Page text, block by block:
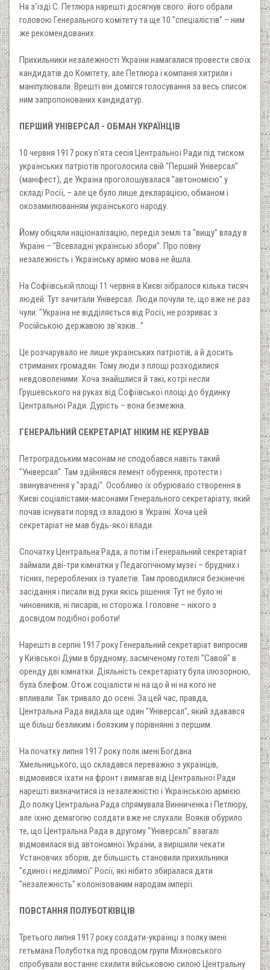
На з'їзді С. Петлюра нарешті досягнув свого: його обрали
головою Генерального комітету та ще 10 "спеціалістів" – ним
же рекомендованих.
Прихильники незалежності України намагалися провести своїх
кандидатів до Комітету, але Петлюра і компанія хитрили і
маніпулювали. Врешті він домігся голосування за весь список
ним запропонованих кандидатур.
ПЕРШИЙ УНІВЕРСАЛ - ОБМАН УКРАЇНЦІВ
10 червня 1917 року п'ята сесія Центральної Ради під тиском
українських патріотів проголосила свій "Перший Універсал"
(маніфест), де Україна проголошувалася "автономією" у
складі Росії, – але це було лише декларацією, обманом і
окозамилюванням українського народу.
Йому обіцяли націоналізацію, переділ землі та "вищу" владу в
Україні – "Всевладні українські збори". Про повну
незалежність і Українську армію мова не йшла.
На Софіївській площі 11 червня в Києві зібралося кілька тисяч
людей. Тут зачитали Універсал. Люди почули те, що вже не раз
чули: "Україна не відділяється від Росії, не розриває з
Російською державою зв'язків..."
Це розчарувало не лише українських патріотів, а й досить
стриманих громадян. Тому люди з площі розходилися
невдоволеними. Хоча знайшлися й такі, котрі несли
Грушевського на руках від Софіївської площі до будинку
Центральної Ради. Дурість – вона безмежна.
ГЕНЕРАЛЬНИЙ СЕКРЕТАРІАТ НІКИМ НЕ КЕРУВАВ
Петроградським масонам не сподобався навіть такий
"Універсал". Там здійнявся лемент обурення, протести і
звинувачення у "зраді". Особливо їх обурювало створення в
Києві соціалістами-масонами Генерального секретаріату, який
почав існувати поряд із владою в Україні. Хоча цей
секретаріат не мав будь-якої влади.
Спочатку Центральна Рада, а потім і Генеральний секретаріат
займали дві-три кімнатки у Педагогічному музеї – брудних і
тісних, перероблених із туалетів. Там проводилися безкінечні
засідання і писали від руки якісь рішення. Тут не було ні
чиновників, ні писарів, ні сторожа. І головне – нікого з
досвідом подібної роботи!
Нарешті в серпні 1917 року Генеральний секретаріат випросив
у Київської Думи в брудному, засміченому готелі "Савой" в
оренду дві кімнатки. Діяльність секретаріату була ілюзорною,
була блефом. Отож соціалісти ні на що й ні на кого не
впливали. Так тривало до осені. За цей час, правда,
Центральна Рада видала ще один "Універсал", який здавався
ще більш безликим і боязким у порівнянні з першим.
На початку липня 1917 року полк імені Богдана
Хмельницького, що складався переважно з українців,
відмовився їхати на фронт і вимагав від Центральної Ради
нарешті визначитися із незалежністю і Українською армією.
До полку Центральна Рада спрямувала Винниченка і Петлюру,
але їхню демагогію солдати вже не слухали. Вояків обурило
те, що Центральна Рада в другому "Універсалі" взагалі
відмовилася від автономної України, а вирішили чекати
Установчих зборів, де більшість становили прихильники
"єдиної і неділимої" Росії, які нібито збиралася дати
"незалежність" колонізованим народам імперії.
ПОВСТАННЯ ПОЛУБОТКІВЦІВ
Третього липня 1917 року солдати-українці з полку імені
гетьмана Полуботка під проводом групи Міхновського
спробували востаннє схилити військовою силою Центральну